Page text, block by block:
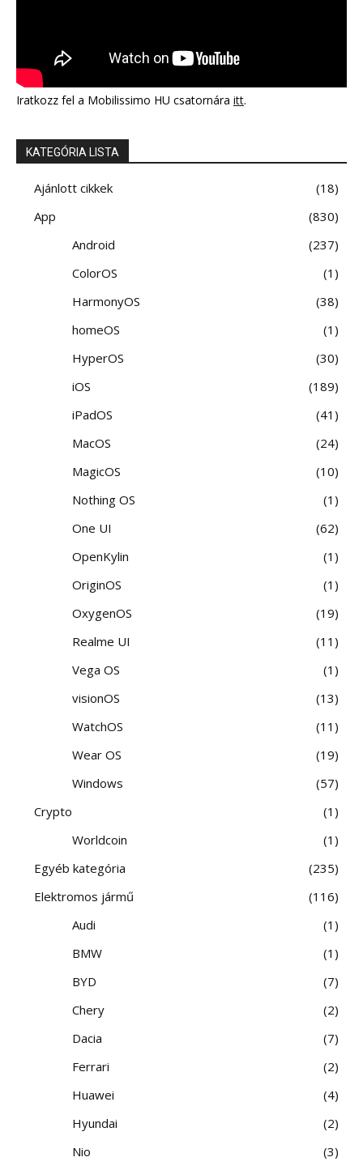
Iratkozz fel a Mobilissimo HU csatornára itt.
KATEGÓRIA LISTA
Ajánlott cikkek
18
App
830
Android
237
ColorOS
1
HarmonyOS
38
homeOS
1
HyperOS
30
iOS
189
iPadOS
41
MacOS
24
MagicOS
10
Nothing OS
1
One UI
62
OpenKylin
1
OriginOS
1
OxygenOS
19
Realme UI
11
Vega OS
1
visionOS
13
WatchOS
11
Wear OS
19
Windows
57
Crypto
1
Worldcoin
1
Egyéb kategória
235
Elektromos jármű
116
Audi
1
BMW
1
BYD
7
Chery
2
Dacia
7
Ferrari
2
Huawei
4
Hyundai
2
Nio
3